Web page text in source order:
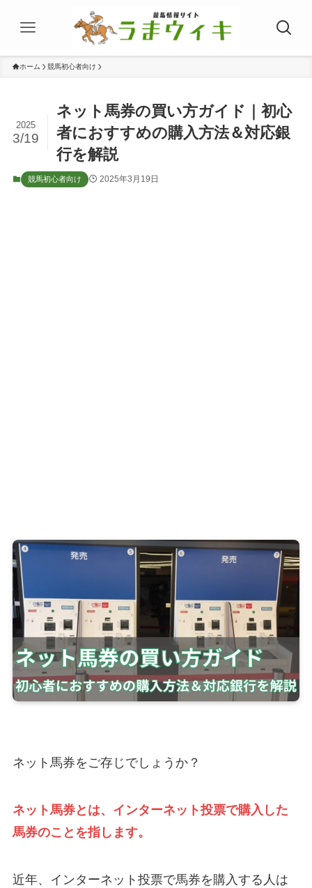
ホーム 競馬初心者向け
ネット馬券の買い方ガイド｜初心
者におすすめの購入方法＆対応銀
行を解説
2025
3/19
競馬初心者向け 2025年3月19日
ネット馬券をご存じでしょうか？
ネット馬券とは、インターネット投票で購入した
馬券のことを指します。
近年、インターネット投票で馬券を購入する人は